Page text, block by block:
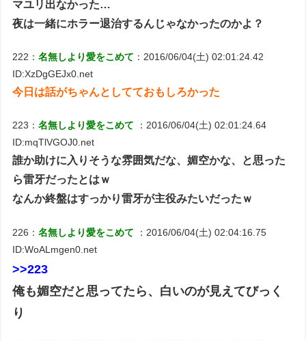
マユリ出なかった…
夜は一緒にホラー退治するんじゃなかったのかよ？
222：名無しより愛をこめて ：2016/06/04(土) 02:01:24.42
ID:XzDgGEJx0.net
今日は話がちゃんとしてておもしろかった
223：名無しより愛をこめて
：2016/06/04(土) 02:01:24.64
ID:mqTlVGOJ0.net
誰か助けに入りそうな雰囲気だな、媚空かな、と思った
ら雷牙だったとはｗ
なんか終盤はすっかり雷牙が主役みたいだったｗ
226：名無しより愛をこめて
：2016/06/04(土) 02:04:16.75
ID:WoALmgen0.net
>>223
俺も媚空だと思ってたら、白いのが見えてびっく
り